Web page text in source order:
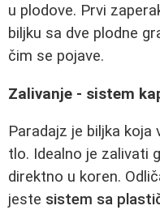
u plodove. Prvi
biljku sa dve plodne
čim se pojave.
Zalivanje - sistem
Paradajz je biljka koja
tlo. Idealno je zalivati
direktno u koren.
jeste sistem sa